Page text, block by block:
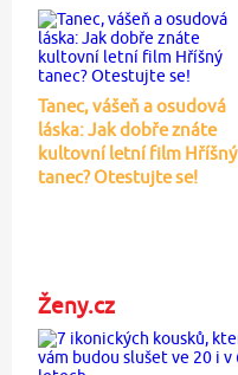
Tanec, vášeň a osudová
láska: Jak dobře znáte
kultovní letní film Hříšný
tanec? Otestujte se!
Ženy.cz